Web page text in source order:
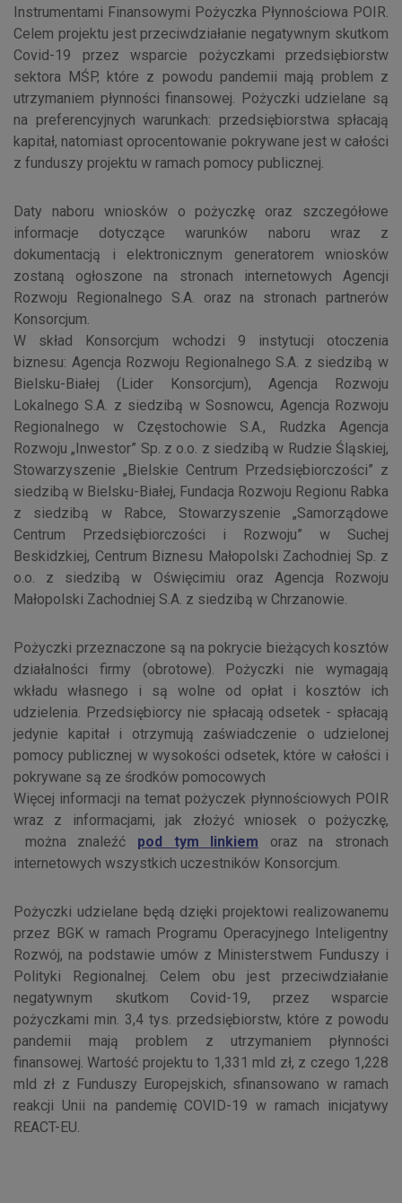
Instrumentami Finansowymi Pożyczka Płynnościowa POIR.
Celem projektu jest przeciwdziałanie negatywnym skutkom
Covid-19 przez wsparcie pożyczkami przedsiębiorstw
sektora MŚP, które z powodu pandemii mają problem z
utrzymaniem płynności finansowej. Pożyczki udzielane są
na preferencyjnych warunkach: przedsiębiorstwa spłacają
kapitał, natomiast oprocentowanie pokrywane jest w całości
z funduszy projektu w ramach pomocy publicznej.
Daty naboru wniosków o pożyczkę oraz szczegółowe
informacje dotyczące warunków naboru wraz z
dokumentacją i elektronicznym generatorem wniosków
zostaną ogłoszone na stronach internetowych Agencji
Rozwoju Regionalnego S.A. oraz na stronach partnerów
Konsorcjum.
W skład Konsorcjum wchodzi 9 instytucji otoczenia
biznesu: Agencja Rozwoju Regionalnego S.A. z siedzibą w
Bielsku-Białej (Lider Konsorcjum), Agencja Rozwoju
Lokalnego S.A. z siedzibą w Sosnowcu, Agencja Rozwoju
Regionalnego w Częstochowie S.A., Rudzka Agencja
Rozwoju „Inwestor” Sp. z o.o. z siedzibą w Rudzie Śląskiej,
Stowarzyszenie „Bielskie Centrum Przedsiębiorczości” z
siedzibą w Bielsku-Białej, Fundacja Rozwoju Regionu Rabka
z siedzibą w Rabce, Stowarzyszenie „Samorządowe
Centrum Przedsiębiorczości i Rozwoju” w Suchej
Beskidzkiej, Centrum Biznesu Małopolski Zachodniej Sp. z
o.o. z siedzibą w Oświęcimiu oraz Agencja Rozwoju
Małopolski Zachodniej S.A. z siedzibą w Chrzanowie.
Pożyczki przeznaczone są na pokrycie bieżących kosztów
działalności firmy (obrotowe). Pożyczki nie wymagają
wkładu własnego i są wolne od opłat i kosztów ich
udzielenia. Przedsiębiorcy nie spłacają odsetek - spłacają
jedynie kapitał i otrzymują zaświadczenie o udzielonej
pomocy publicznej w wysokości odsetek, które w całości i
pokrywane są ze środków pomocowych
Więcej informacji na temat pożyczek płynnościowych POIR
wraz z informacjami, jak złożyć wniosek o pożyczkę,
można znaleźć pod tym linkiem
oraz na stronach
internetowych wszystkich uczestników Konsorcjum.
Pożyczki udzielane będą dzięki projektowi realizowanemu
przez BGK w ramach Programu Operacyjnego Inteligentny
Rozwój, na podstawie umów z Ministerstwem Funduszy i
Polityki Regionalnej. Celem obu jest przeciwdziałanie
negatywnym skutkom Covid-19, przez wsparcie
pożyczkami min. 3,4 tys. przedsiębiorstw, które z powodu
pandemii mają problem z utrzymaniem płynności
finansowej. Wartość projektu to 1,331 mld zł, z czego 1,228
mld zł z Funduszy Europejskich, sfinansowano w ramach
reakcji Unii na pandemię COVID-19 w ramach inicjatywy
REACT-EU.